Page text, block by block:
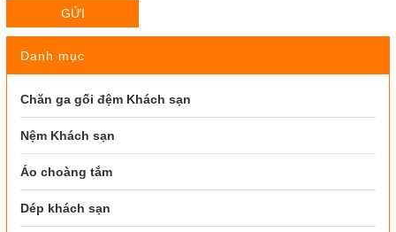
GỬI
Danh mục
Chăn ga gối đệm Khách sạn
Nệm Khách sạn
Áo choàng tắm
Dép khách sạn